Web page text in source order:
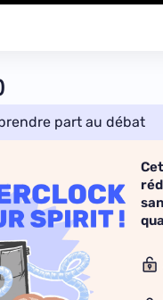
part au débat